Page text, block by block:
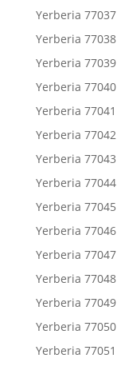
Yerberia 77037
Yerberia 77038
Yerberia 77039
Yerberia 77040
Yerberia 77041
Yerberia 77042
Yerberia 77043
Yerberia 77044
Yerberia 77045
Yerberia 77046
Yerberia 77047
Yerberia 77048
Yerberia 77049
Yerberia 77050
Yerberia 77051